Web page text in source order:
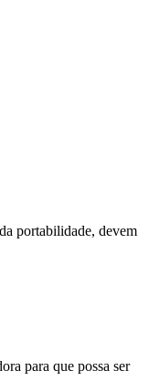
portabilidade, devem
para que possa ser